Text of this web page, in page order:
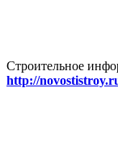
Строительное
http://